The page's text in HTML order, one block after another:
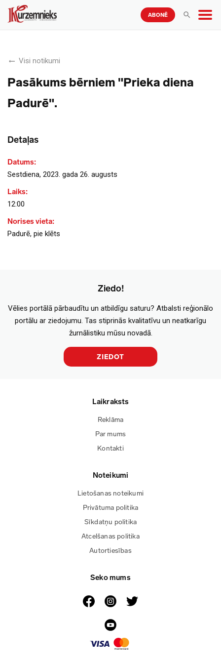
ABONĒ
Visi notikumi
Pasākums bērniem "Prieka diena
Padurē".
Detaļas
Datums:
Sestdiena, 2023. gada 26. augusts
Laiks:
12:00
Norises vieta:
Padurē, pie klēts
Ziedo!
Vēlies portālā pārbaudītu un atbildīgu saturu? Atbalsti reģionālo
portālu ar ziedojumu. Tas stiprinās kvalitatīvu un neatkarīgu
žurnālistiku mūsu novadā.
ZIEDOT
Laikraksts
Reklāma
Par mums
Kontakti
Noteikumi
Lietošanas noteikumi
Privātuma politika
Sīkdatņu politika
Atcelšanas politika
Autortiesības
Seko mums